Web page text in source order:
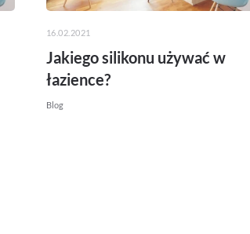
16.02.2021
Jakiego silikonu używać w
łazience?
Blog